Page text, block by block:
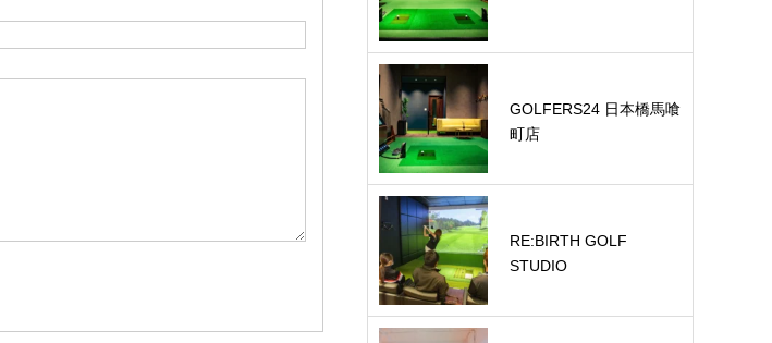
GOLFERS24 日本橋馬喰
町店
RE:BIRTH GOLF
STUDIO